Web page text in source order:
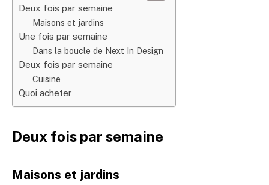
Deux fois par semaine
Maisons et jardins
Une fois par semaine
Dans la boucle de Next In Design
Deux fois par semaine
Cuisine
Quoi acheter
Deux fois par semaine
Maisons et jardins